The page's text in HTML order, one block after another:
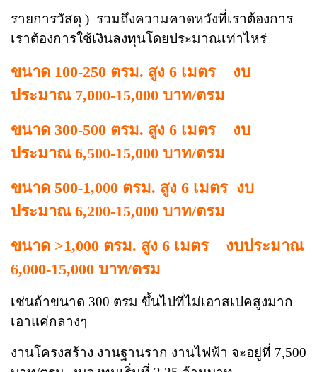
รายการวัสดุ ) รวมถึงความคาดหวังที่เราต้องการ
เราต้องการใช้เงินลงทุนโดยประมาณเท่าไหร่
ขนาด 100-250 ตรม. สูง 6 เมตร งบ
ประมาณ 7,000-15,000 บาท/ตรม
ขนาด 300-500 ตรม. สูง 6 เมตร งบ
ประมาณ 6,500-15,000 บาท/ตรม
ขนาด 500-1,000 ตรม. สูง 6 เมตร งบ
ประมาณ 6,200-15,000 บาท/ตรม
ขนาด >1,000 ตรม. สูง 6 เมตร งบประมาณ
6,000-15,000 บาท/ตรม
เช่นถ้าขนาด 300 ตรม ขึ้นไปที่ไม่เอาสเปคสูงมาก
เอาแค่กลางๆ
งานโครงสร้าง งานฐานราก งานไฟฟ้า จะอยู่ที่ 7,500